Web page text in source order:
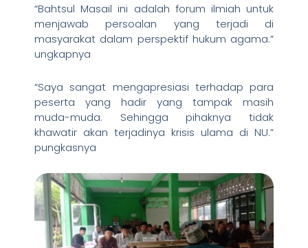
“Bahtsul Masail ini adalah forum ilmiah untuk
menjawab persoalan yang terjadi di
masyarakat dalam perspektif hukum agama.”
ungkapnya
“Saya sangat mengapresiasi terhadap para
peserta yang hadir yang tampak masih
muda-muda. Sehingga pihaknya tidak
khawatir akan terjadinya krisis ulama di NU.”
pungkasnya